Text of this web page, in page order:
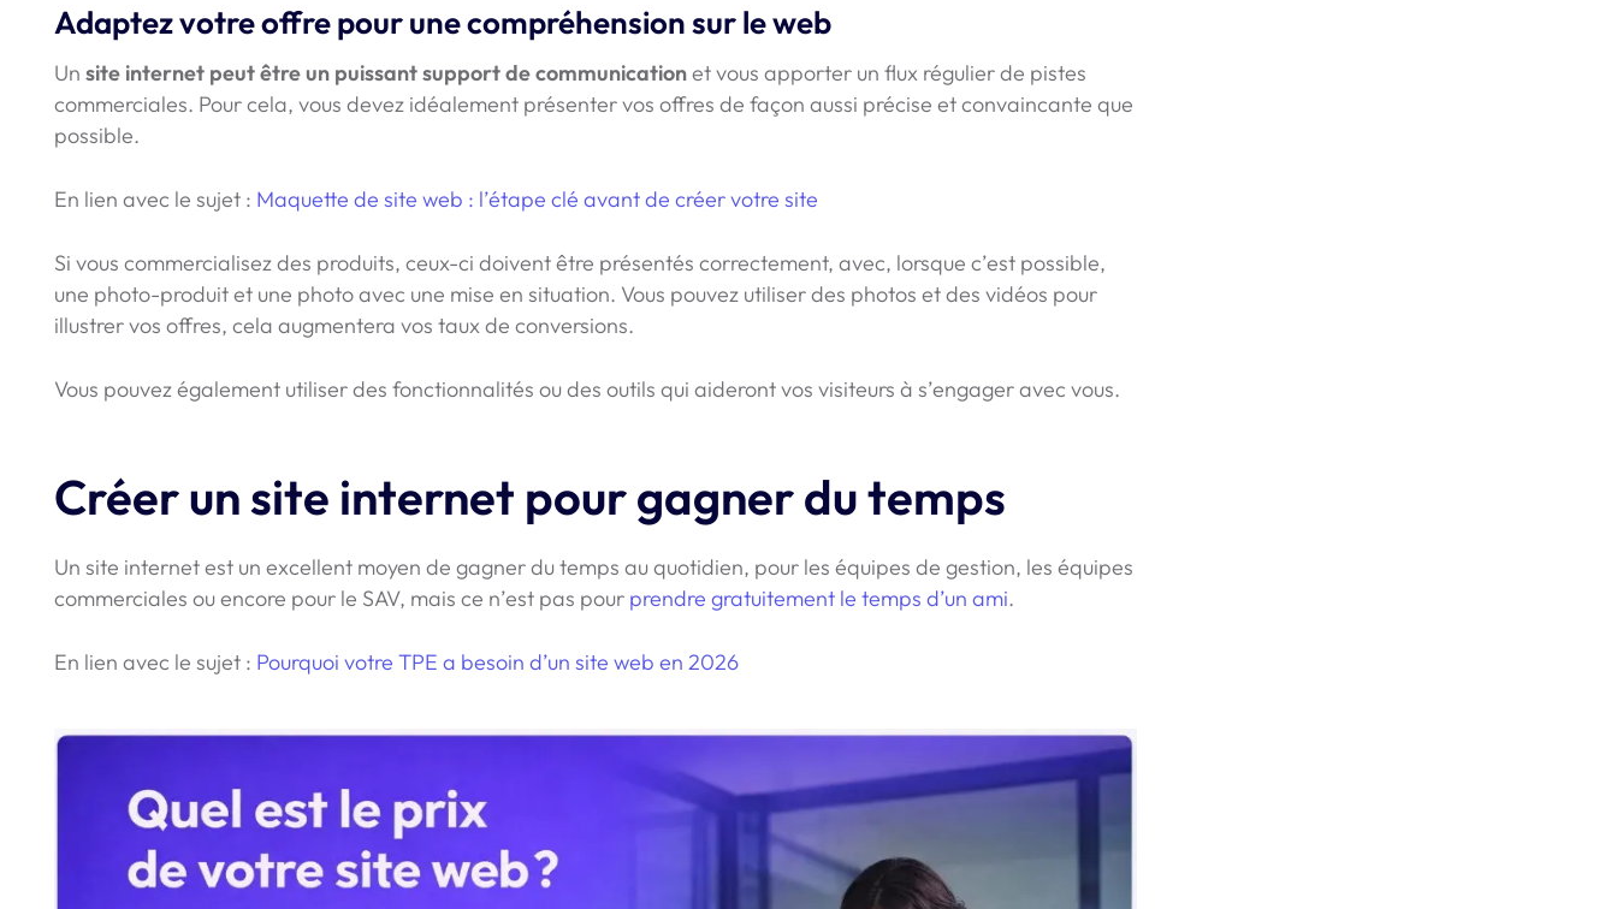
Adaptez votre offre pour une compréhension sur le web
Un site internet peut être un puissant support de communicationet vous apporter un flux régulier de pistes
commerciales. Pour cela, vous devez idéalement présenter vos offres de façon aussi précise et convaincante que
possible.
En lien avec le sujet : Maquette de site web : l’étape clé avant de créer votre site
Si vous commercialisez des produits, ceux-ci doivent être présentés correctement, avec, lorsque c’est possible,
une photo-produit et une photo avec une mise en situation. Vous pouvez utiliser des photos et des vidéos pour
illustrer vos offres, cela augmentera vos taux de conversions.
Vous pouvez également utiliser des fonctionnalités ou des outils qui aideront vos visiteurs à s’engager avec vous.
Créer un site internet pour gagner du temps
Un site internet est un excellent moyen de gagner du temps au quotidien, pour les équipes de gestion, les équipes
commerciales ou encore pour le SAV, mais ce n’est pas pour prendre gratuitement le temps d’un ami.
En lien avec le sujet : Pourquoi votre TPE a besoin d’un site web en 2026